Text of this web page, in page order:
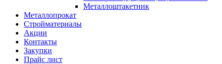
Металлоштакетник
Металлопрокат
Стройматериалы
Акции
Контакты
Закупки
Прайс лист